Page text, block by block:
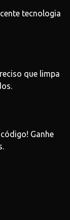
tecnologia
que limpa
Ganhe